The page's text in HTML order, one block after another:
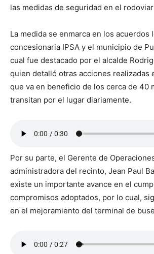
las medidas de seguridad en el
La medida se enmarca en los acuerdos
concesionaria IPSA y el municipio de
cual fue destacado por el alcalde
quien detalló otras acciones realizadas
que va en beneficio de los cerca de 40
transitan por el lugar diariamente.
Por su parte, el Gerente de
administradora del recinto, Jean Paul
existe un importante avance en el
compromisos adoptados, por lo cual,
en el mejoramiento del terminal de